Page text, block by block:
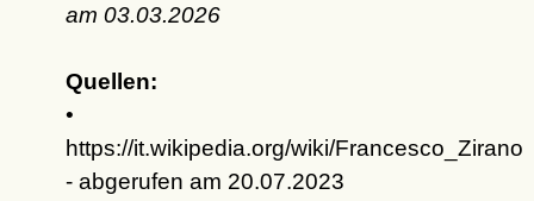
am 03.03.2026
Quellen:
•
https://it.wikipedia.org/wiki/Francesco_Zirano
- abgerufen am 20.07.2023